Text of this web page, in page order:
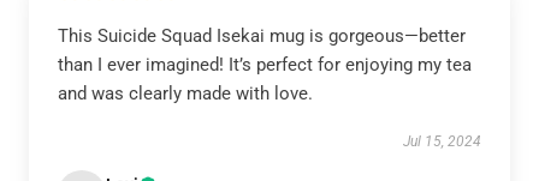
This Suicide Squad Isekai mug is gorgeous—better
than I ever imagined! It’s perfect for enjoying my tea
and was clearly made with love.
Jul 15, 2024